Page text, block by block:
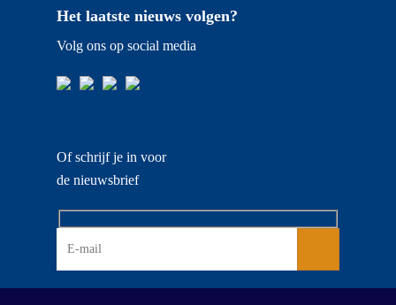
Het laatste nieuws volgen?
Volg ons op social media
Of schrijf je in voor
de nieuwsbrief